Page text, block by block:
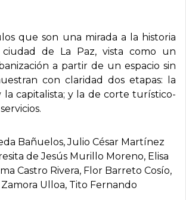
que son una mirada a la historia
de La Paz, vista como un
a partir de un espacio sin
con claridad dos etapas: la
la capitalista; y la de corte turístico-
Bañuelos, Julio César Martí­nez
de Jesús Murillo Moreno, Elisa
Castro Rivera, Flor Barreto Cosí­o,
Ulloa, Tito Fernando